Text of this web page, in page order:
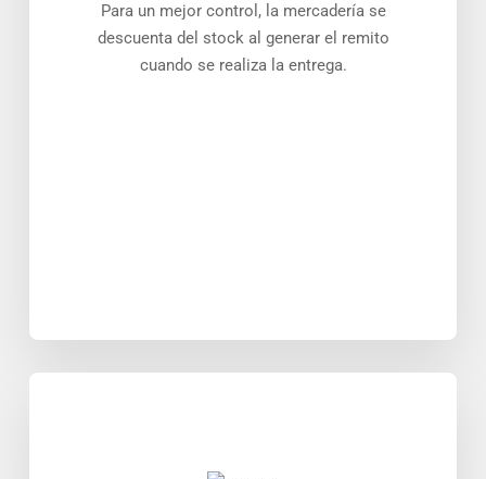
Para un mejor control, la mercadería se
descuenta del stock al generar el remito
cuando se realiza la entrega.